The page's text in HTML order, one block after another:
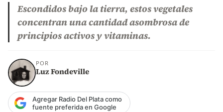
Escondidos bajo la tierra, estos vegetales
concentran una cantidad asombrosa de
principios activos y vitaminas.
POR
Luz Fondeville
Agregar Radio Del Plata como
fuente preferida en Google